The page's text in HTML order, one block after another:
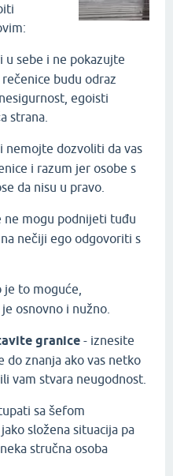
u sebe i ne pokazujte
budu odraz
egoisti
strana.
nemojte dozvoliti da vas
i razum jer osobe s
da nisu u pravo.
ne mogu podnijeti tuđu
nečiji ego odgovoriti s
je to moguće,
osnovno i nužno.
granice - iznesite
do znanja ako vas netko
vam stvara neugodnost.
sa šefom
složena situacija pa
stručna osoba